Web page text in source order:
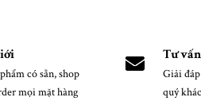
có sẵn, shop
mọi mặt hàng
Tư
Giải
quý